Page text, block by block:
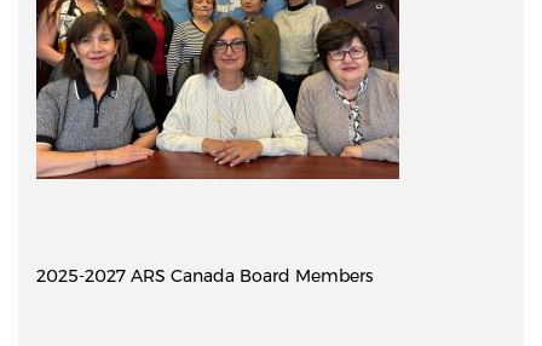
2025-2027 ARS Canada Board Members